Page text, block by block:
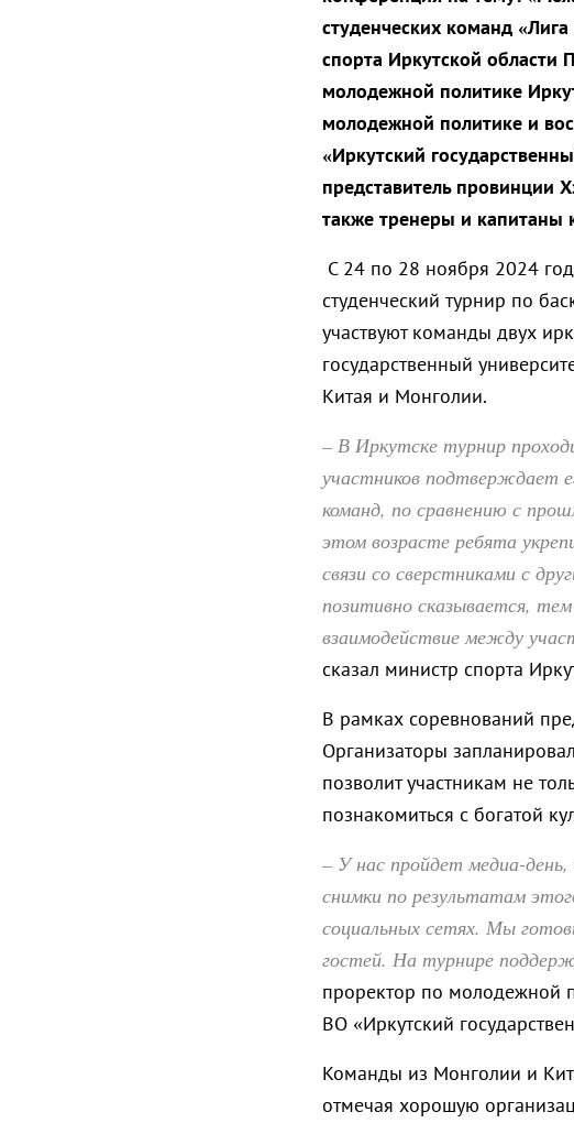
студенческих команд
спорта Иркутской области
молодежной политике
молодежной политике и
«Иркутский
представитель провинции
также тренеры и капитаны
С 24 по 28 ноября 2024
студенческий турнир по
участвуют команды двух
государственный
Китая и Монголии.
– В Иркутске турнир
участников подтверждает
команд, по сравнению с
этом возрасте ребята
связи со сверстниками с
позитивно сказывается,
взаимодействие между
сказал министр спорта
В рамках соревнований
Организаторы
позволит участникам не
познакомиться с богатой
– У нас пройдет медиа-
снимки по результатам
социальных сетях. Мы
гостей. На турнире
проректор по молодежной
ВО «Иркутский
Команды из Монголии и
отмечая хорошую